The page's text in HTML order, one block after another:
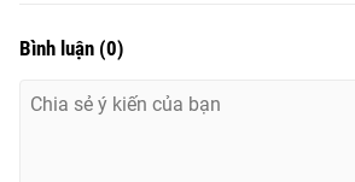
Bình luận (0)